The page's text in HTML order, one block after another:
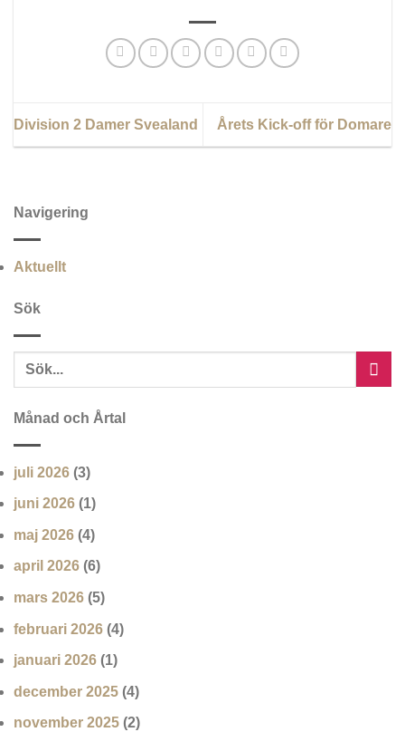
Division 2 Damer Svealand Årets Kick-off för Domare
Navigering
Aktuellt
Sök
Månad och Årtal
juli 2026 (3)
juni 2026 (1)
maj 2026 (4)
april 2026 (6)
mars 2026 (5)
februari 2026 (4)
januari 2026 (1)
december 2025 (4)
november 2025 (2)